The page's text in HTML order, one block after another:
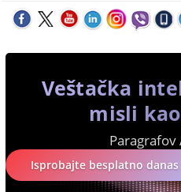
Veštačka
misli
Paragrafov
Isprobajte besplatno danas